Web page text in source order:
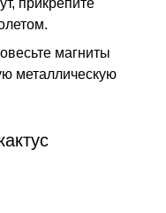
магниты
металлическую